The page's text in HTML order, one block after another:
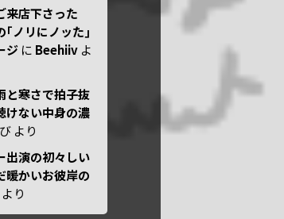
来店下さった
｢ノリにノッた｣
ジ に Beehiiv よ
と寒さで拍子抜
ない中身の濃
より
出演の初々しい
暖かいお彼岸の
より